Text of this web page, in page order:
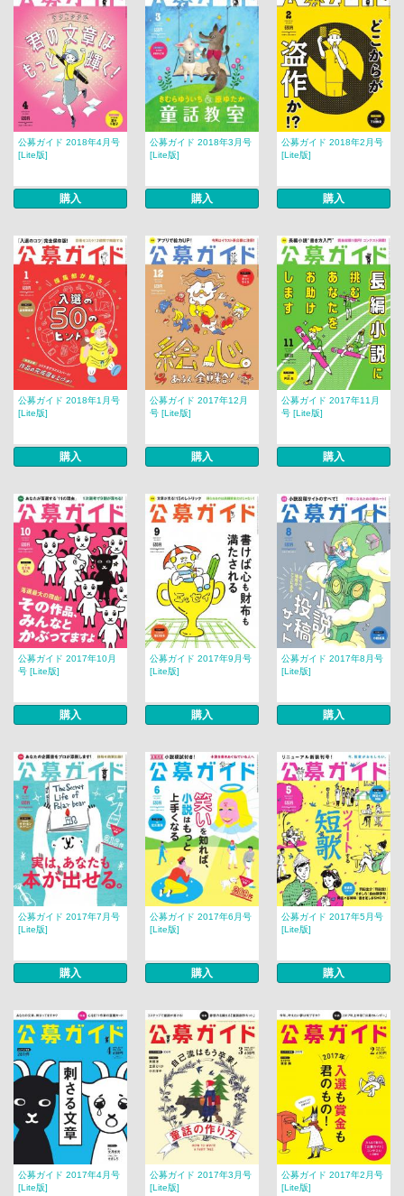
公募ガイド 2018年4月号
[Lite版]
購入
公募ガイド 2018年3月号
[Lite版]
購入
公募ガイド 2018年2月号
[Lite版]
購入
公募ガイド 2018年1月号
[Lite版]
購入
公募ガイド 2017年12月
号 [Lite版]
購入
公募ガイド 2017年11月
号 [Lite版]
購入
公募ガイド 2017年10月
号 [Lite版]
購入
公募ガイド 2017年9月号
[Lite版]
購入
公募ガイド 2017年8月号
[Lite版]
購入
公募ガイド 2017年7月号
[Lite版]
購入
公募ガイド 2017年6月号
[Lite版]
購入
公募ガイド 2017年5月号
[Lite版]
購入
公募ガイド 2017年4月号
[Lite版]
公募ガイド 2017年3月号
[Lite版]
公募ガイド 2017年2月号
[Lite版]